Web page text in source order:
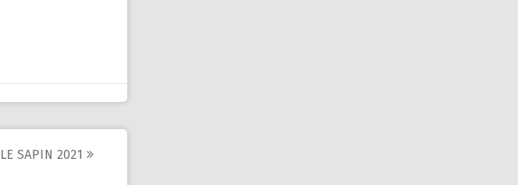
LE SAPIN 2021